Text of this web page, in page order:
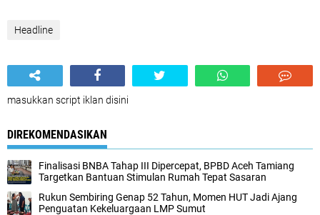
Headline
masukkan script iklan disini
DIREKOMENDASIKAN
Finalisasi BNBA Tahap III Dipercepat, BPBD Aceh Tamiang
Targetkan Bantuan Stimulan Rumah Tepat Sasaran
Rukun Sembiring Genap 52 Tahun, Momen HUT Jadi Ajang
Penguatan Kekeluargaan LMP Sumut